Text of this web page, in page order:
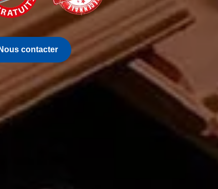
Nous contacter